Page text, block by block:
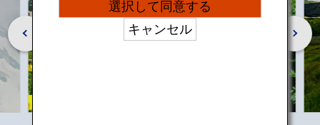
選択して同意する
キャンセル